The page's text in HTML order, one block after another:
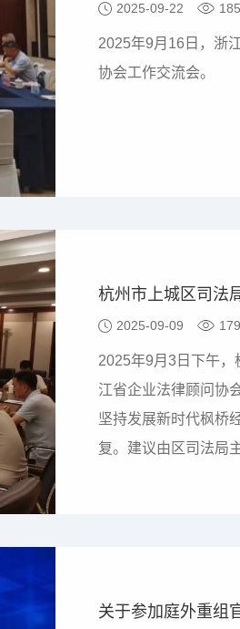
2025-09-22
2025年9月16日，浙
协会工作交流会。
杭州市上城区司法
2025-09-09
2025年9月3日下午
江省企业法律顾问协
坚持发展新时代枫桥
复。建议由区司法局
关于参加庭外重组